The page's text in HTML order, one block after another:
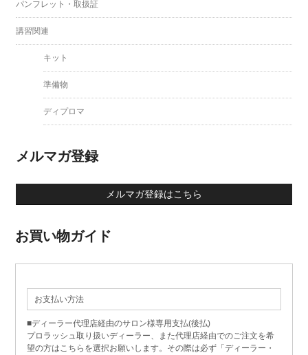
パンフレット・取扱証
講習関連
キット
準備物
ディプロマ
メルマガ登録
メルマガ登録はこちら
お買い物ガイド
お支払い方法
■ディーラー代理店経由のサロン様専用支払(後払)
プロラッシュ取り扱いディーラー、また代理店経由でのご注文を希
望の方はこちらを選択お願いします。その際は必ず「ディーラー・